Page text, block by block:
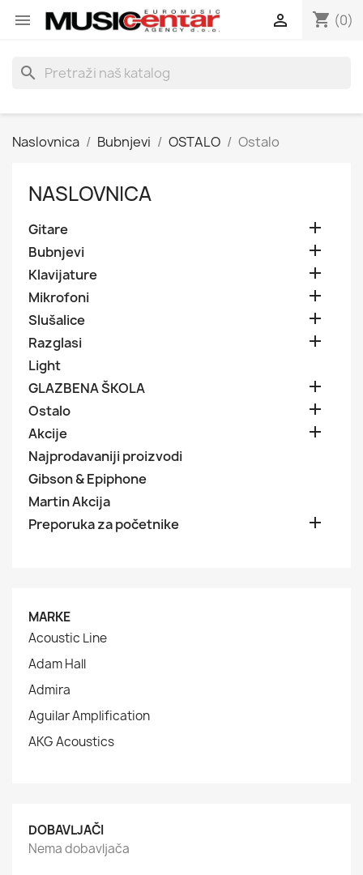
 shopping_cart (0)

search
Naslovnica Bubnjevi OSTALO Ostalo
NASLOVNICA
Gitare 
Bubnjevi 
Klavijature 
Mikrofoni 
Slušalice 
Razglasi 
Light
GLAZBENA ŠKOLA

Ostalo 
Akcije 
Najprodavaniji proizvodi
Gibson & Epiphone
Martin Akcija
Preporuka za početnike

MARKE
Acoustic Line
Adam Hall
Admira
Aguilar Amplification
AKG Acoustics
DOBAVLJAČI
Nema dobavljača